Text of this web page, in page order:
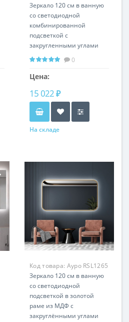
LP2601
Зеркало 120 см в ванную
со светодиодной
комбинированной
подсветкой с
закругленными углами
Кайли 2
Вертикальная и
горизонтальная
0
Цена:
15 022 ₽
На складе
Код товара: Ауро RSL1265
Зеркало 120 см в ванную
со светодиодной
подсветкой в золотой
раме из МДФ с
закруглёнными углами